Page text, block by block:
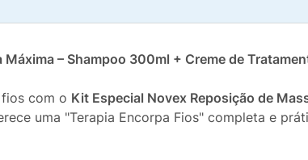
– Shampoo 300ml + Creme de
com o Kit Especial Novex Reposição de
uma "Terapia Encorpa Fios" completa e